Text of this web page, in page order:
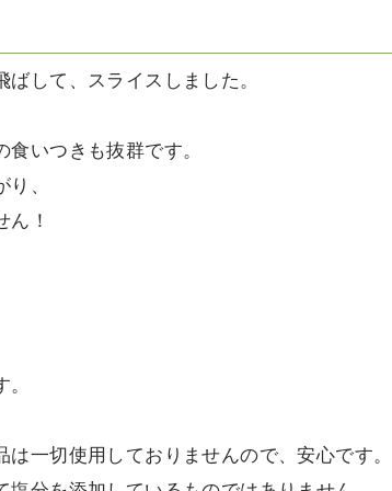
して、スライスしました。
いつきも抜群です。
、
ん！
一切使用しておりませんので、安心です。